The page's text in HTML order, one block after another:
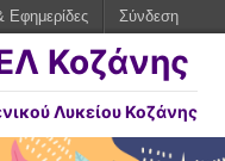
Κοζάνης
Λυκείου Κοζάνης
Εφημερίδες Σύνδεση